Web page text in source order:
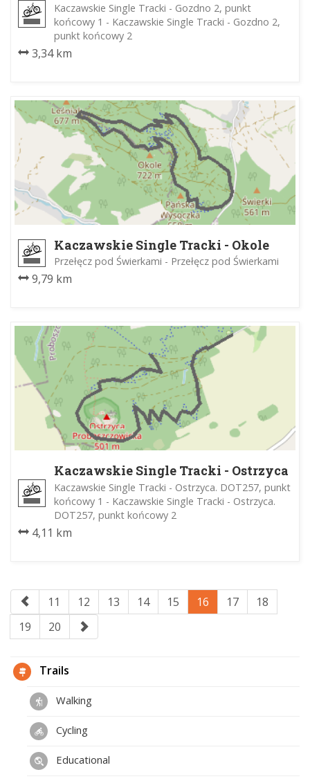
Kaczawskie Single Tracki - Gozdno 2, punkt
końcowy 1 - Kaczawskie Single Tracki - Gozdno 2,
punkt końcowy 2
3,34 km
Kaczawskie Single Tracki - Okole
Przełęcz pod Świerkami - Przełęcz pod Świerkami
9,79 km
Kaczawskie Single Tracki - Ostrzyca
Kaczawskie Single Tracki - Ostrzyca. DOT257, punkt
końcowy 1 - Kaczawskie Single Tracki - Ostrzyca.
DOT257, punkt końcowy 2
4,11 km
11 12 13 14 15 16 17
18
19
20
Trails
Walking
Cycling
Educational